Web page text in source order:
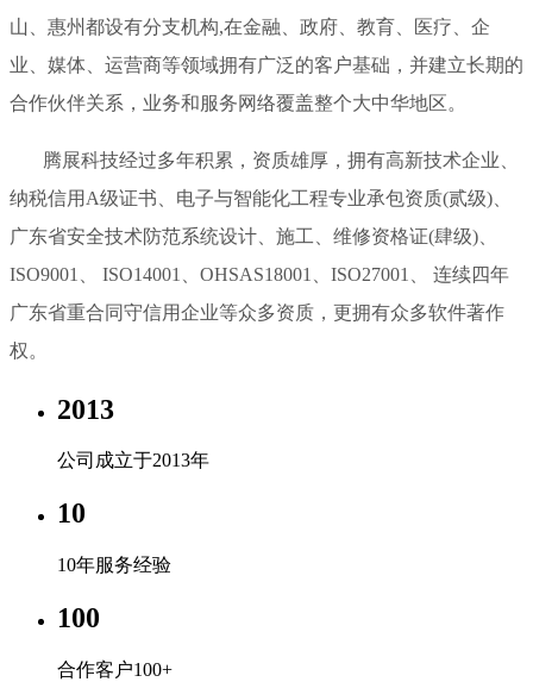
山、惠州都设有分支机构,在金融、政府、教育、医疗、企
业、媒体、运营商等领域拥有广泛的客户基础，并建立长期的
合作伙伴关系，业务和服务网络覆盖整个大中华地区。
腾展科技经过多年积累，资质雄厚，拥有高新技术企业、
纳税信用A级证书、电子与智能化工程专业承包资质(贰级)、
广东省安全技术防范系统设计、施工、维修资格证(肆级)、
ISO9001、 ISO14001、OHSAS18001、ISO27001、 连续四年
广东省重合同守信用企业等众多资质，更拥有众多软件著作
权。
2013
公司成立于2013年
10
10年服务经验
100
合作客户100+